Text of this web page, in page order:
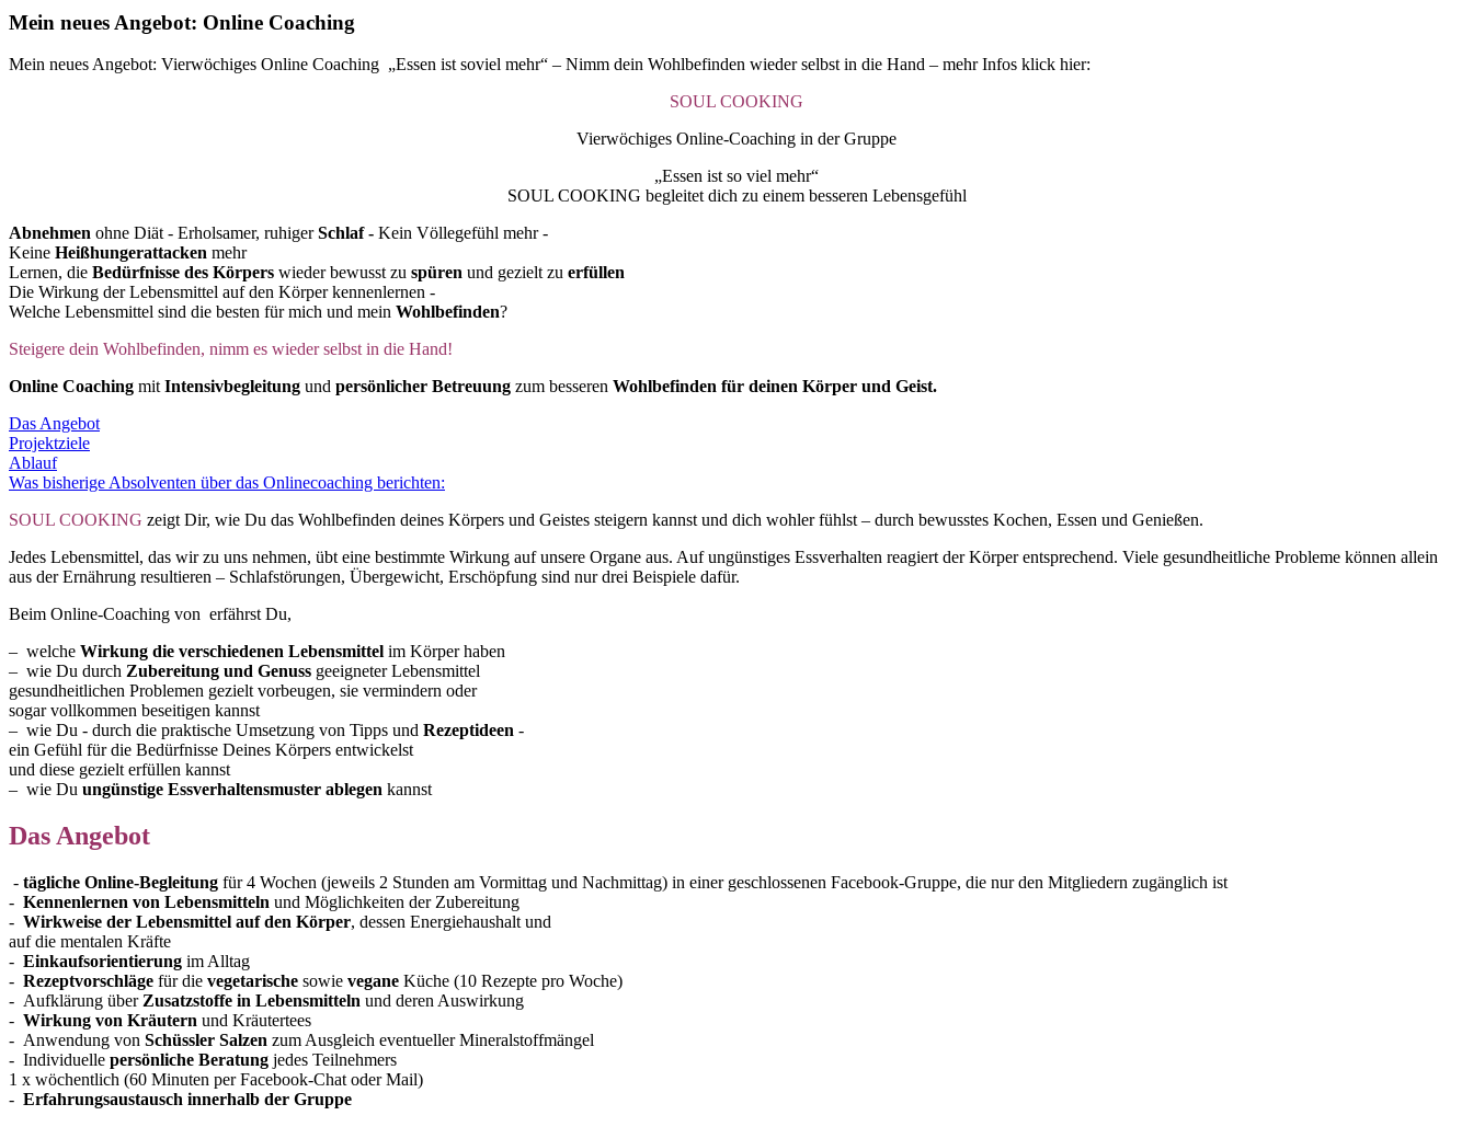
Mein neues Angebot: Online Coaching
Mein neues Angebot: Vierwöchiges Online Coaching „Essen ist soviel mehr“ – Nimm dein Wohlbefinden wieder selbst in die Hand – mehr Infos klick hier:
SOUL COOKING
Vierwöchiges Online-Coaching in der Gruppe
„Essen ist so viel mehr“
SOUL COOKING begleitet dich zu einem besseren Lebensgefühl
Abnehmen ohne Diät - Erholsamer, ruhigerSchlaf - Kein Völlegefühl mehr -
Keine Heißhungerattacken mehr
Lernen, die Bedürfnisse des Körpers wieder bewusst zu spüren und gezielt zu erfüllen
Die Wirkung der Lebensmittel auf den Körper kennenlernen -
Welche Lebensmittel sind die besten für mich und mein Wohlbefinden?
Steigere dein Wohlbefinden, nimm es wieder selbst in die Hand!
Online Coaching mitIntensivbegleitung und persönlicher Betreuung zum besseren Wohlbefinden für deinen Körper und Geist.
Das Angebot
Projektziele
Ablauf
Was bisherige Absolventen über das Onlinecoaching berichten:
SOUL COOKING zeigt Dir, wie Du das Wohlbefinden deines Körpers und Geistes steigern kannst und dich wohler fühlst – durch bewusstes Kochen, Essen und Genießen.
Jedes Lebensmittel, das wir zu uns nehmen, übt eine bestimmte Wirkung auf unsere Organe aus. Auf ungünstiges Essverhalten reagiert der Körper entsprechend. Viele gesundheitliche Probleme können allein
aus der Ernährung resultieren – Schlafstörungen, Übergewicht, Erschöpfung sind nur drei Beispiele dafür.
Beim Online-Coaching von erfährst Du,
– welche Wirkung die verschiedenen Lebensmittel im Körper haben
– wie Du durch Zubereitung und Genuss geeigneter Lebensmittel
gesundheitlichen Problemen gezielt vorbeugen, sie vermindern oder
sogar vollkommen beseitigen kannst
– wie Du - durch die praktische Umsetzung von Tipps und Rezeptideen -
ein Gefühl für die Bedürfnisse Deines Körpers entwickelst
und diese gezielt erfüllen kannst
– wie Du ungünstige Essverhaltensmuster ablegen kannst
Das Angebot
- tägliche Online-Begleitung für 4 Wochen (jeweils 2 Stunden am Vormittag und Nachmittag) in einer geschlossenen Facebook-Gruppe, die nur den Mitgliedern zugänglich ist
- Kennenlernen von Lebensmitteln und Möglichkeiten der Zubereitung
- Wirkweise der Lebensmittel auf den Körper, dessen Energiehaushalt und
auf die mentalen Kräfte
- Einkaufsorientierung im Alltag
- Rezeptvorschläge für die vegetarische sowie vegane Küche (10 Rezepte pro Woche)
- Aufklärung über Zusatzstoffe in Lebensmitteln und deren Auswirkung
- Wirkung von Kräutern und Kräutertees
- Anwendung von Schüssler Salzen zum Ausgleich eventueller Mineralstoffmängel
- Individuelle persönliche Beratung jedes Teilnehmers
1 x wöchentlich (60 Minuten per Facebook-Chat oder Mail)
- Erfahrungsaustausch innerhalb der Gruppe